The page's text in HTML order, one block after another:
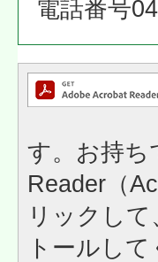
電話番号
す。お持ち
Reader（
リックし
トールして